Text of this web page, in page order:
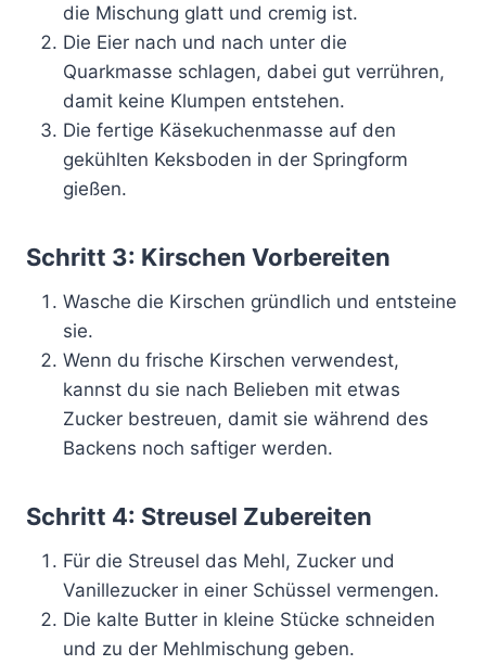
die Mischung glatt und cremig ist.
Die Eier nach und nach unter die
Quarkmasse schlagen, dabei gut verrühren,
damit keine Klumpen entstehen.
Die fertige Käsekuchenmasse auf den
gekühlten Keksboden in der Springform
gießen.
Schritt 3: Kirschen Vorbereiten
Wasche die Kirschen gründlich und entsteine
sie.
Wenn du frische Kirschen verwendest,
kannst du sie nach Belieben mit etwas
Zucker bestreuen, damit sie während des
Backens noch saftiger werden.
Schritt 4: Streusel Zubereiten
Für die Streusel das Mehl, Zucker und
Vanillezucker in einer Schüssel vermengen.
Die kalte Butter in kleine Stücke schneiden
und zu der Mehlmischung geben.